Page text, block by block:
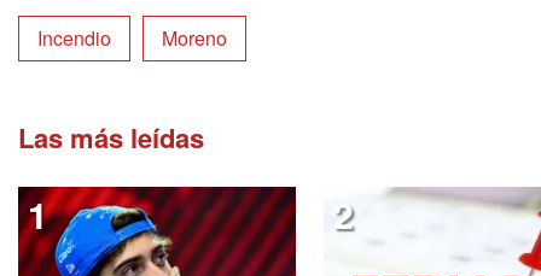
Incendio Moreno
Las más leídas